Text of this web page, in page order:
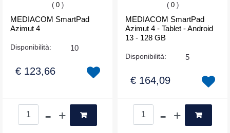
( 0 )
MEDIACOM SmartPad
Azimut 4
Disponibilità: 10
€ 123,66
( 0 )
MEDIACOM SmartPad
Azimut 4 - Tablet - Android
13 - 128 GB
Disponibilità: 5
€ 164,09